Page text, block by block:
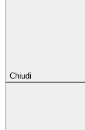
Chiudi